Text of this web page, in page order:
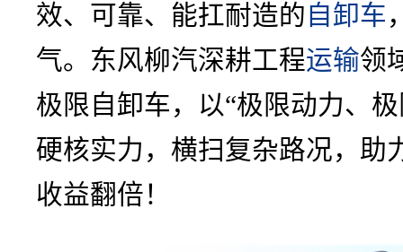
效、可靠、能扛耐造的自卸车
气。东风柳汽深耕工程运输领
极限自卸车，以“极限动力、
硬核实力，横扫复杂路况，助
收益翻倍！